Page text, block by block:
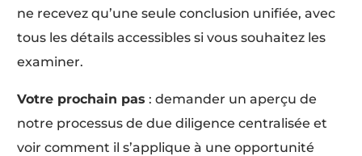
ne recevez qu’une seule conclusion unifiée, avec
tous les détails accessibles si vous souhaitez les
examiner.
Votre prochain pas : demander un aperçu de
notre processus de due diligence centralisée et
voir comment il s’applique à une opportunité